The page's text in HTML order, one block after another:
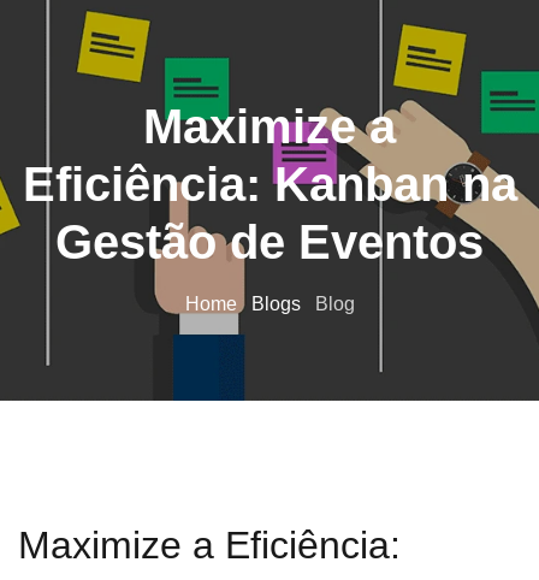
Maximize a
Eficiência: Kanban na
Gestão de Eventos
Home Blogs Blog
Maximize a Eficiência: